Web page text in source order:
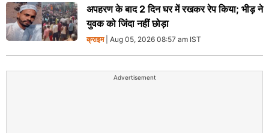
अपहरण के बाद 2 दिन घर में रखकर रेप किया; भीड़ ने
युवक को जिंदा नहीं छोड़ा
क्राइम| Aug 05, 2026 08:57 am IST
Advertisement